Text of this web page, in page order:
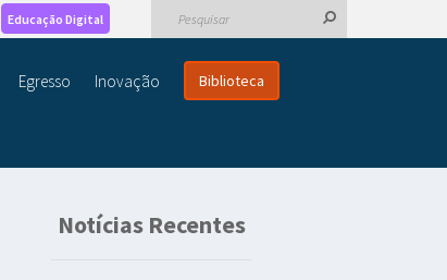
Educação Digital
Egresso Inovação Biblioteca
Notícias Recentes